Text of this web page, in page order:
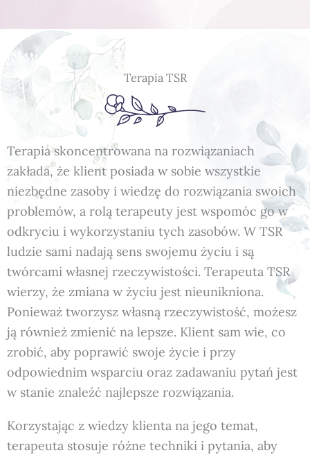
Terapia TSR
Terapia skoncentrowana na rozwiązaniach
zakłada, że klient posiada w sobie wszystkie
niezbędne zasoby i wiedzę do rozwiązania swoich
problemów, a rolą terapeuty jest wspomóc go w
odkryciu i wykorzystaniu tych zasobów. W TSR
ludzie sami nadają sens swojemu życiu i są
twórcami własnej rzeczywistości. Terapeuta TSR
wierzy, że zmiana w życiu jest nieunikniona.
Ponieważ tworzysz własną rzeczywistość, możesz
ją również zmienić na lepsze. Klient sam wie, co
zrobić, aby poprawić swoje życie i przy
odpowiednim wsparciu oraz zadawaniu pytań jest
w stanie znaleźć najlepsze rozwiązania.
Korzystając z wiedzy klienta na jego temat,
terapeuta stosuje różne techniki i pytania, aby